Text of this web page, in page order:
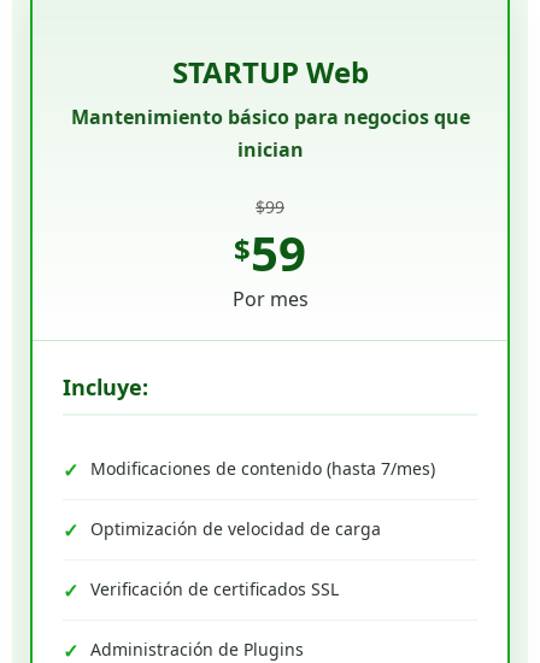
STARTUP Web
Mantenimiento básico para negocios que
inician
$99
$59
Por mes
Incluye:
Modificaciones de contenido (hasta 7/mes)
Optimización de velocidad de carga
Verificación de certificados SSL
Administración de Plugins